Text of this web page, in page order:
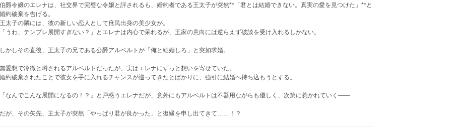
伯爵令嬢のエレナは、社交界で完璧な令嬢と評されるも、婚約者である王太子が突然**「君とは結婚できない。真実の愛を見つけた」**と
婚約破棄を告げる。
王太子の隣には、彼の新しい恋人として庶民出身の美少女が。
「うわ、テンプレ展開すぎない？」とエレナは内心で呆れるが、王家の意向には逆らえず破談を受け入れるしかない。
しかしその直後、王太子の兄である公爵アルベルトが「俺と結婚しろ」と突如求婚。
無愛想で冷徹と噂されるアルベルトだったが、実はエレナにずっと想いを寄せていた。
婚約破棄されたことで彼女を手に入れるチャンスが巡ってきたとばかりに、強引に結婚へ持ち込もうとする。
「なんでこんな展開になるの！？』と戸惑うエレナだが、意外にもアルベルトは不器用ながらも優しく、次第に惹かれていく——
だが、その矢先、王太子が突然「やっぱり君が良かった」と復縁を申し出てきて……！？